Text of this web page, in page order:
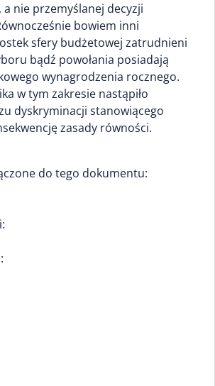
nie przemyślanej decyzji
bowiem inni
sfery budżetowej zatrudnieni
bądź powołania posiadają
wynagrodzenia rocznego.
w tym zakresie nastąpiło
dyskryminacji stanowiącego
zasady równości.
do tego dokumentu: